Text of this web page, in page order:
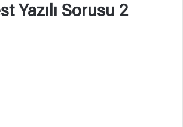
Yazılı Sorusu 2